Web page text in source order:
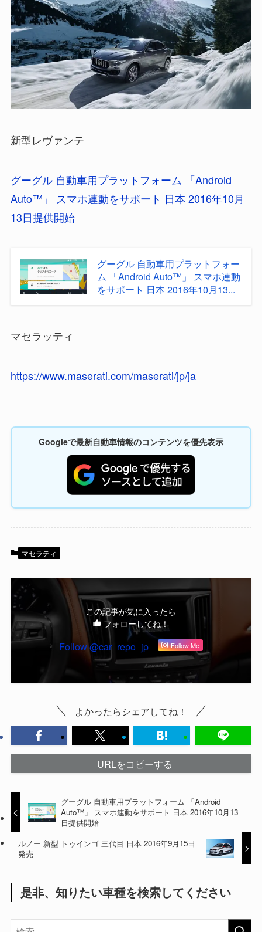
新型レヴァンテ
グーグル 自動車用プラットフォーム 「Android
Auto™」 スマホ連動をサポート 日本 2016年10月
13日提供開始
グーグル 自動車用プラットフォー
ム 「Android Auto™」 スマホ連動
をサポート 日本 2016年10月13...
マセラッティ
https://www.maserati.com/maserati/jp/ja
Googleで最新自動車情報のコンテンツを優先表示
マセラティ
この記事が気に入ったら
フォローしてね！
Follow @car_repo_jp Follow Me
よかったらシェアしてね！
URLをコピーする
グーグル 自動車用プラットフォーム 「Android
Auto™」 スマホ連動をサポート 日本 2016年10月13
日提供開始
ルノー 新型 トゥインゴ 三代目 日本 2016年9月15日
発売
是非、知りたい車種を検索してください